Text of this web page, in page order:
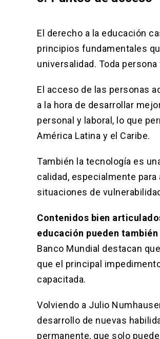
El derecho a la educación
principios fundamentales
universalidad. Toda
El acceso de las personas
a la hora de desarrollar
personal y laboral, lo que
América Latina y el Caribe.
También la tecnología es
calidad, especialmente
situaciones de
Contenidos bien
educación pueden
Banco Mundial destacan
que el principal
capacitada.
Volviendo a Julio
desarrollo de nuevas
permanente, que solo